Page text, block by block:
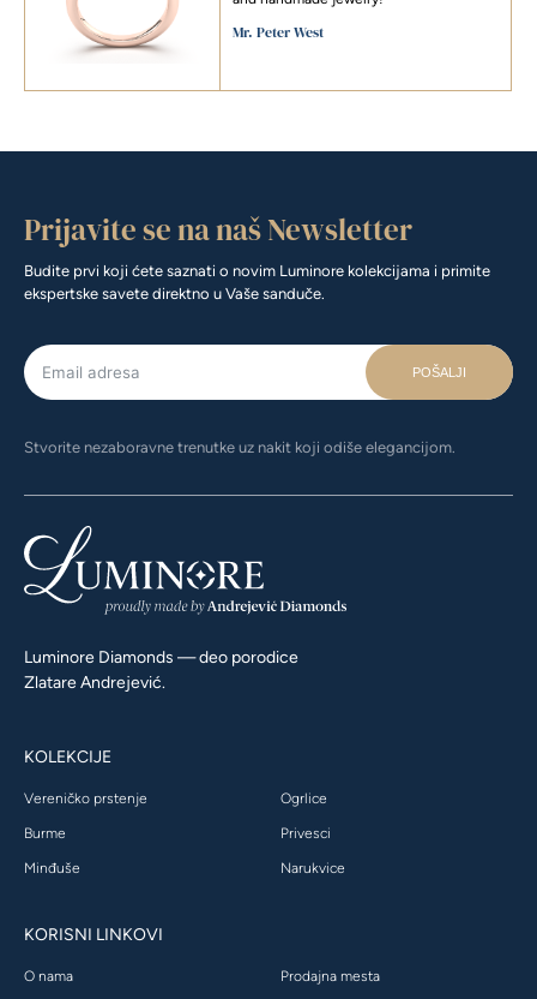
Mr. Peter West
Prijavite se na naš Newsletter
Budite prvi koji ćete saznati o novim Luminore kolekcijama i primite
ekspertske savete direktno u Vaše sanduče.
POŠALJI
Stvorite nezaboravne trenutke uz nakit koji odiše elegancijom.
Luminore Diamonds — deo porodice
Zlatare Andrejević.
KOLEKCIJE
Vereničko prstenje
Burme
Minđuše
Ogrlice
Privesci
Narukvice
KORISNI LINKOVI
O nama Prodajna mesta